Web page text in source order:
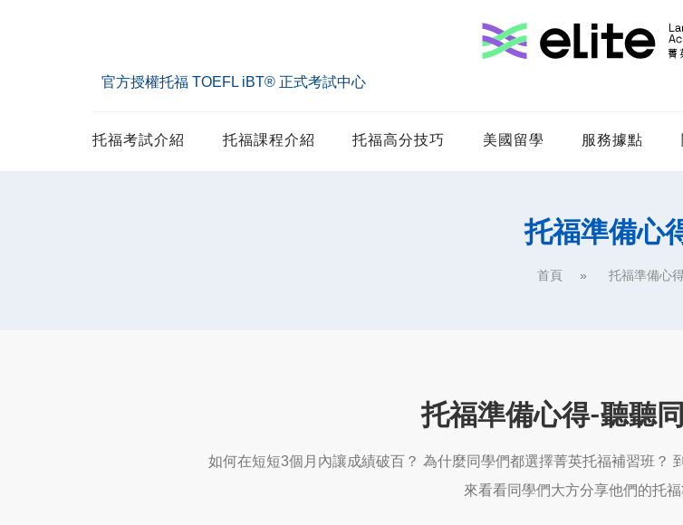
官方授權托福 TOEFL iBT® 正式考試中心
托福考試介紹 托福課程介紹 托福高分技巧 美國留學 服務據點
托福準備心
首頁 托福準備心
托福準備心得-聽聽
如何在短短3個月內讓成績破百？ 為什麼同學們都選擇菁英托福補習班？
來看看同學們大方分享他們的托福